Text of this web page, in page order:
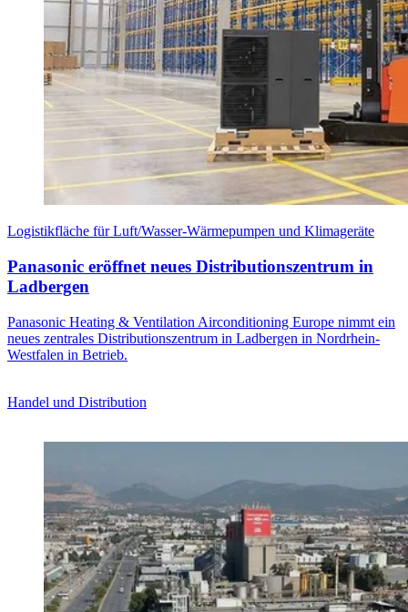
Logistikfläche für Luft/Wasser-Wärmepumpen und Klimageräte
Panasonic eröffnet neues Distributionszentrum in
Ladbergen
Panasonic Heating & Ventilation Airconditioning Europe nimmt ein
neues zentrales Distributionszentrum in Ladbergen in Nordrhein-
Westfalen in Betrieb.
Handel und Distribution